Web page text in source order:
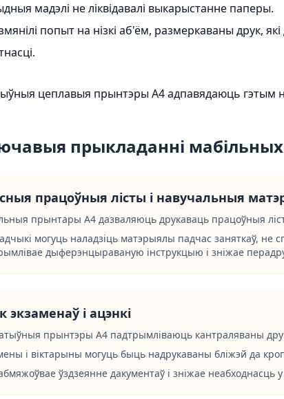
мадэлі не ліквідавалі выкарыстанне паперы.
попыт на нізкі аб'ём, размеркаваны друк,
цеплавыя прынтэры A4 адпавядаюць гэтым
прыкладанні
працоўныя лісты і навучальныя
прынтары A4 дазваляюць друкаваць працоўныя
могуць наладзіць матэрыялы падчас заняткаў, не
дыферэнцыраваную інструкцыю і зніжае
экзаменаў і ацэнкі
прынтэры A4 падтрымліваюць кантраляваны
і віктарыны могуць быць надрукаваны бліжэй да
ўздзеянне дакументаў і зніжае неабходнасць